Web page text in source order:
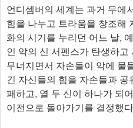
언디셈버의 세계는 과거 무에
힘을 나누고 트라움을 창조해
화의 시기를 누리던 어느 날,
인 악의 신 서펜스가 탄생하
무너지면서 자손들이 악에 물
긴 자신들의 힘을 자손들과
패하고, 열 두 신이 하나가 되
이전으로 돌아가기를 결정했